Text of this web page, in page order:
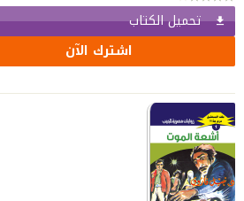
تحميل الكتاب
اشترك الآن